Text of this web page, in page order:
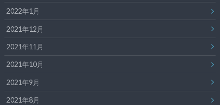
2022年1月
2021年12月
2021年11月
2021年10月
2021年9月
2021年8月